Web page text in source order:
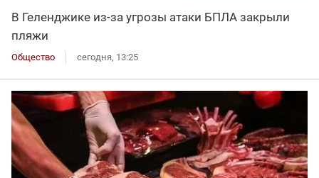
В Геленджике из-за угрозы атаки БПЛА закрыли
пляжи
Общество сегодня, 13:25